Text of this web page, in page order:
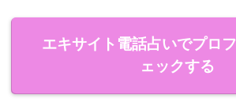
エキサイト電話占いでプロ
ェックする